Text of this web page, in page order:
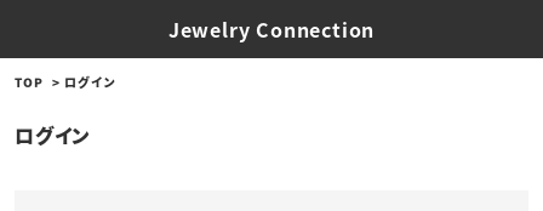
Jewelry Connection
TOP ログイン
ログイン